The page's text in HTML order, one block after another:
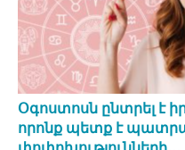
Օգոստոսն ընտրել է իր
որոնք պետք է